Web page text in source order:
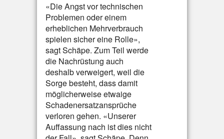
«Die Angst vor technischen
Problemen oder einem
erheblichen Mehrverbrauch
spielen sicher eine Rolle»,
sagt Schäpe. Zum Teil werde
die Nachrüstung auch
deshalb verweigert, weil die
Sorge besteht, dass damit
möglicherweise etwaige
Schadenersatzansprüche
verloren gehen. «Unserer
Auffassung nach ist dies nicht